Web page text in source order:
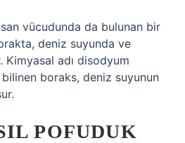
vücudunda da bulunan bir
deniz suyunda ve
adı disodyum
boraks, deniz suyunun
POFUDUK